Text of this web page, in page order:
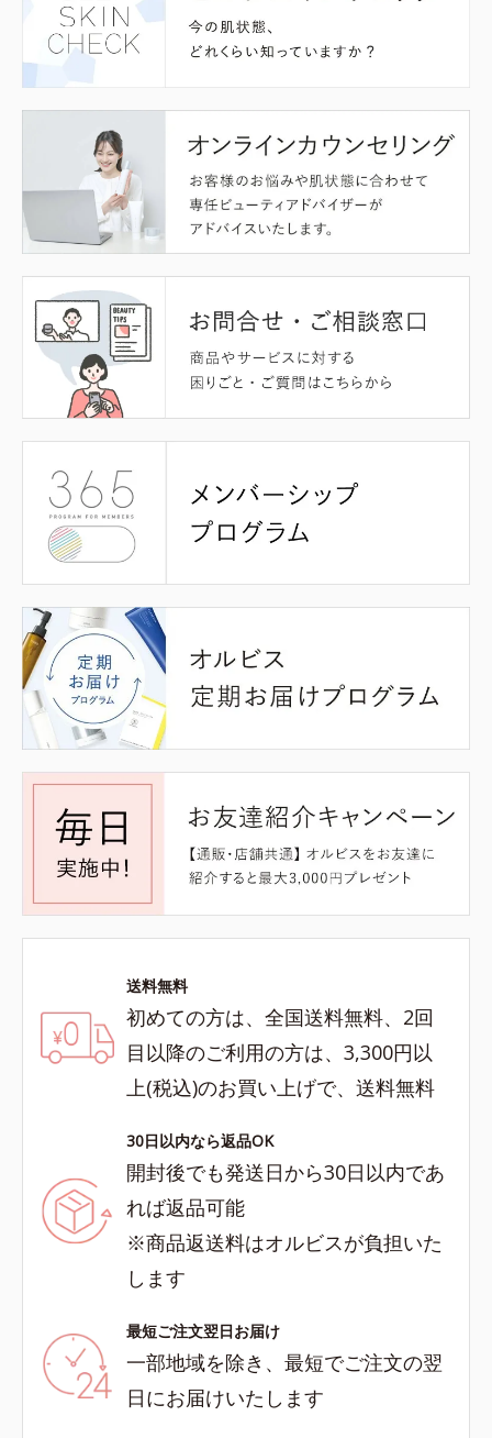
送料無料
初めての方は、全国送料無料、2回
目以降のご利用の方は、3,300円以
上(税込)のお買い上げで、送料無料
30日以内なら返品OK
開封後でも発送日から30日以内であ
れば返品可能
※商品返送料はオルビスが負担いた
します
最短ご注文翌日お届け
一部地域を除き、最短でご注文の翌
日にお届けいたします